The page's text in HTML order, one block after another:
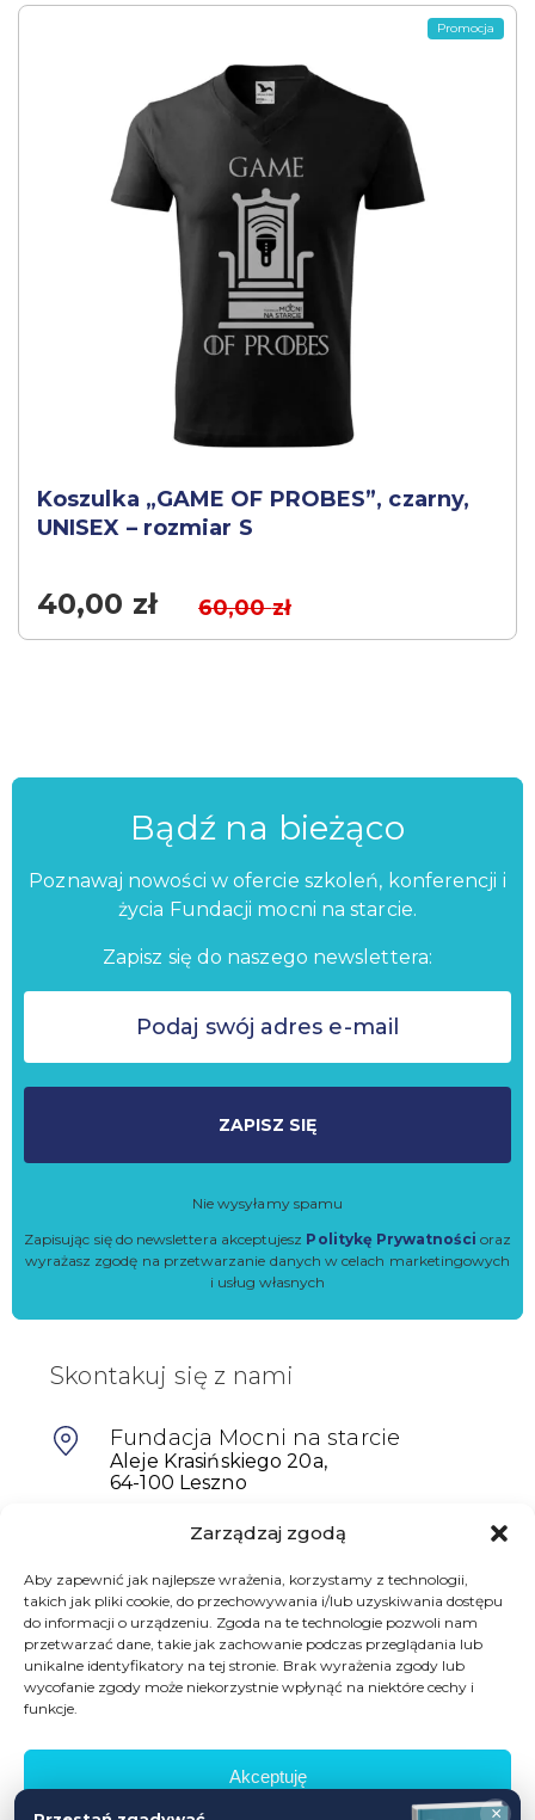
Zarządzaj zgodą
Aby zapewnić jak najlepsze wrażenia, korzystamy z technologii,
takich jak pliki cookie, do przechowywania i/lub uzyskiwania dostępu
do informacji o urządzeniu. Zgoda na te technologie pozwoli nam
przetwarzać dane, takie jak zachowanie podczas przeglądania lub
unikalne identyfikatory na tej stronie. Brak wyrażenia zgody lub
wycofanie zgody może niekorzystnie wpłynąć na niektóre cechy i
funkcje.
Akceptuję
Koszulka „GAME OF PROBES”, czarny,
UNISEX – rozmiar S
Promocja
40,00 zł 60,00zł
Bądź na bieżąco
Poznawaj nowości w ofercie szkoleń, konferencji i
życia Fundacji mocni na starcie.
Zapisz się do naszego newslettera:
ZAPISZ SIĘ
Nie wysyłamy spamu
Zapisując się do newslettera akceptujesz Politykę Prywatności oraz
wyrażasz zgodę na przetwarzanie danych w celach marketingowych
i usług własnych
Skontakuj się z nami
Fundacja Mocni na starcie
Aleje Krasińskiego 20a,
64-100 Leszno
601698402
biuro@mocninastarcie.pl
×